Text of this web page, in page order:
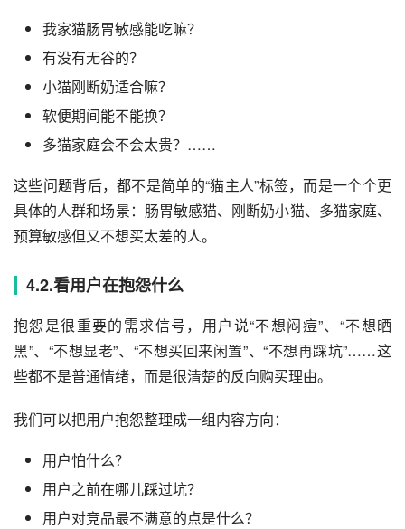
我家猫肠胃敏感能吃嘛？
有没有无谷的？
小猫刚断奶适合嘛？
软便期间能不能换？
多猫家庭会不会太贵？……
这些问题背后，都不是简单的“猫主人”标签，而是一个个更
具体的人群和场景：肠胃敏感猫、刚断奶小猫、多猫家庭、
预算敏感但又不想买太差的人。
4.2.看用户在抱怨什么
抱怨是很重要的需求信号，用户说“不想闷痘”、“不想晒
黑”、“不想显老”、“不想买回来闲置”、“不想再踩坑”……这
些都不是普通情绪，而是很清楚的反向购买理由。
我们可以把用户抱怨整理成一组内容方向：
用户怕什么？
用户之前在哪儿踩过坑？
用户对竞品最不满意的点是什么？